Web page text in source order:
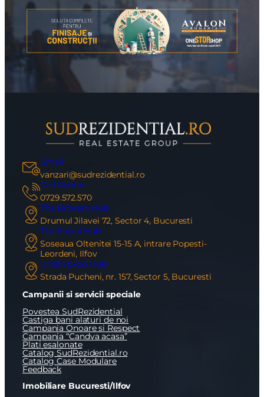
Email
vanzari@sudrezidential.ro
Call Center
0729.572.570
The Brokers Hub
Drumul Jilavei 72, Sector 4, Bucuresti
The Social Hub
Soseaua Oltenitei 15-15 A, intrare Popesti-
Leordeni, Ilfov
Urban Expo Hub
Strada Pucheni, nr. 157, Sector 5, Bucuresti
Campanii si servicii speciale
Povestea SudRezidential
Castiga bani alaturi de noi
Campania Onoare si Respect
Campania “Candva acasa”
Plati esalonate
Catalog SudRezidential.ro
Catalog Case Modulare
Feedback
Imobiliare Bucuresti/Ilfov